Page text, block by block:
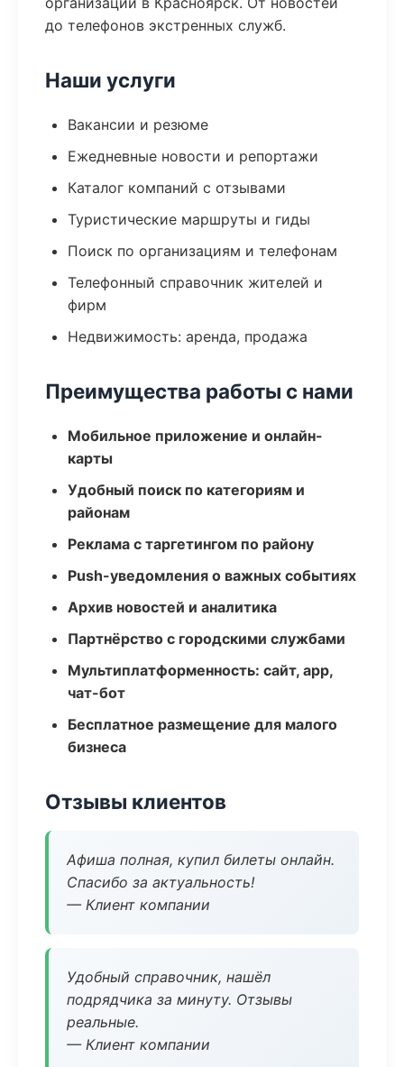
до телефонов экстренных служб.
Наши услуги
Вакансии и резюме
Ежедневные новости и репортажи
Каталог компаний с отзывами
Туристические маршруты и гиды
Поиск по организациям и телефонам
Телефонный справочник жителей и
фирм
Недвижимость: аренда, продажа
Преимущества работы с нами
Мобильное приложение и онлайн-
карты
Удобный поиск по категориям и
районам
Реклама с таргетингом по району
Push-уведомления о важных событиях
Архив новостей и аналитика
Партнёрство с городскими службами
Мультиплатформенность: сайт, app,
чат-бот
Бесплатное размещение для малого
бизнеса
Отзывы клиентов
Афиша полная, купил билеты онлайн.
Спасибо за актуальность!
— Клиент компании
Удобный справочник, нашёл
подрядчика за минуту. Отзывы
реальные.
— Клиент компании